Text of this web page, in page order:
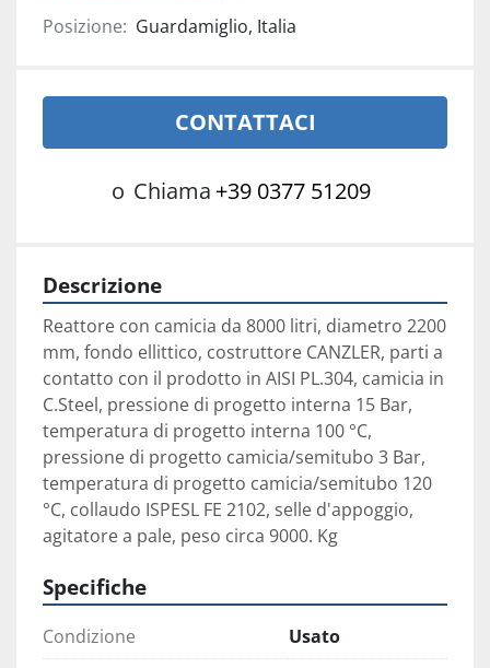
Posizione: Guardamiglio, Italia
CONTATTACI
o Chiama +39 0377 51209
Descrizione
Reattore con camicia da 8000 litri, diametro 2200
mm, fondo ellittico, costruttore CANZLER, parti a
contatto con il prodotto in AISI PL.304, camicia in
C.Steel, pressione di progetto interna 15 Bar,
temperatura di progetto interna 100 °C,
pressione di progetto camicia/semitubo 3 Bar,
temperatura di progetto camicia/semitubo 120
°C, collaudo ISPESL FE 2102, selle d'appoggio,
agitatore a pale, peso circa 9000. Kg
Specifiche
Condizione
Usato